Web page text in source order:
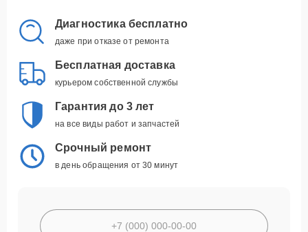
Диагностика бесплатно
даже при отказе от ремонта
Бесплатная доставка
курьером собственной службы
Гарантия до 3 лет
на все виды работ и запчастей
Срочный ремонт
в день обращения от 30 минут